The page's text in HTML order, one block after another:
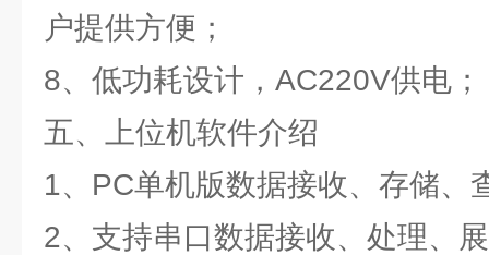
户提供方便；
8、低功耗设计，AC220V供电；
五、上位机软件介绍
1、PC单机版数据接收、存储、
2、支持串口数据接收、处理、